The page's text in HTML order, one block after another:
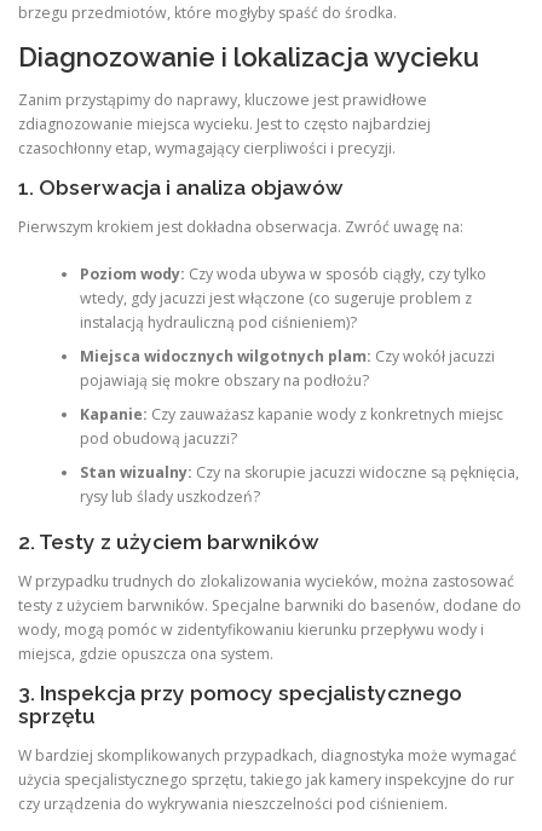
brzegu przedmiotów, które mogłyby spaść do środka.
Diagnozowanie i lokalizacja wycieku
Zanim przystąpimy do naprawy, kluczowe jest prawidłowe
zdiagnozowanie miejsca wycieku. Jest to często najbardziej
czasochłonny etap, wymagający cierpliwości i precyzji.
1. Obserwacja i analiza objawów
Pierwszym krokiem jest dokładna obserwacja. Zwróć uwagę na:
Poziom wody: Czy woda ubywa w sposób ciągły, czy tylko
wtedy, gdy jacuzzi jest włączone (co sugeruje problem z
instalacją hydrauliczną pod ciśnieniem)?
Miejsca widocznych wilgotnych plam: Czy wokół jacuzzi
pojawiają się mokre obszary na podłożu?
Kapanie: Czy zauważasz kapanie wody z konkretnych miejsc
pod obudową jacuzzi?
Stan wizualny: Czy na skorupie jacuzzi widoczne są pęknięcia,
rysy lub ślady uszkodzeń?
2. Testy z użyciem barwników
W przypadku trudnych do zlokalizowania wycieków, można zastosować
testy z użyciem barwników. Specjalne barwniki do basenów, dodane do
wody, mogą pomóc w zidentyfikowaniu kierunku przepływu wody i
miejsca, gdzie opuszcza ona system.
3. Inspekcja przy pomocy specjalistycznego
sprzętu
W bardziej skomplikowanych przypadkach, diagnostyka może wymagać
użycia specjalistycznego sprzętu, takiego jak kamery inspekcyjne do rur
czy urządzenia do wykrywania nieszczelności pod ciśnieniem.